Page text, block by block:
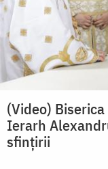
(Video)
Ierarh
sfințirii